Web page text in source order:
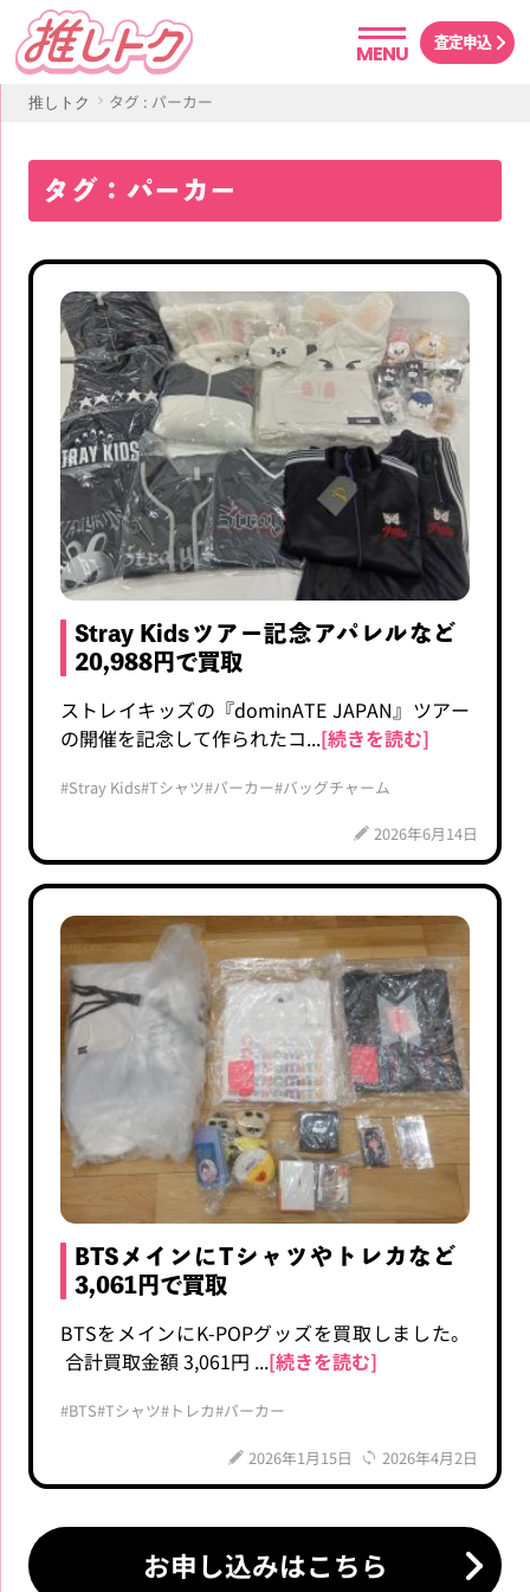
MENU
査定申込
推しトク タグ : パーカー
タグ：パーカー
Stray Kidsツアー記念アパレルなど
20,988円で買取
ストレイキッズの『dominATE JAPAN』ツアー
の開催を記念して作られたコ...[続きを読む]
#Stray Kids#Tシャツ#パーカー#バッグチャーム
2026年6月14日
BTSメインにTシャツやトレカなど
3,061円で買取
BTSをメインにK-POPグッズを買取しました。
合計買取金額 3,061円 ...[続きを読む]
#BTS#Tシャツ#トレカ#パーカー
2026年1月15日 2026年4月2日
お申し込みはこちら